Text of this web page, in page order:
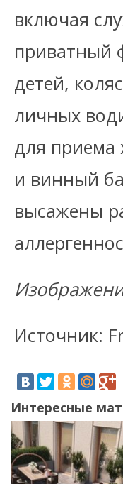
включая
приватный
детей,
личных
для приема
и винный
высажены
Источник:
Интересные